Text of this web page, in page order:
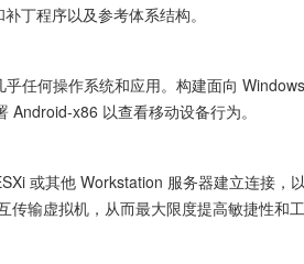
丁程序以及参考体系结构。
任何操作系统和应用。构建面向
x86 以查看移动设备行为。
或其他 Workstation 服务器建立连接，
输虚拟机，从而最大限度提高敏捷性和工